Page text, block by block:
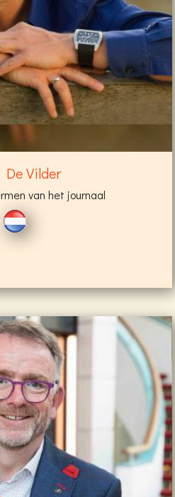
De Vilder
van het journaal